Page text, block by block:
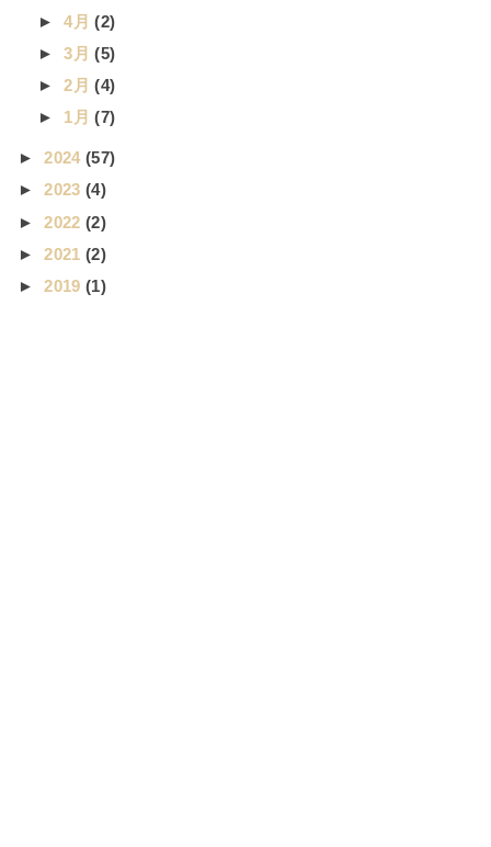
►4月(2)
►3月(5)
►2月(4)
► 1月(7)
►2024(57)
►2023(4)
►2022(2)
►2021(2)
►2019(1)